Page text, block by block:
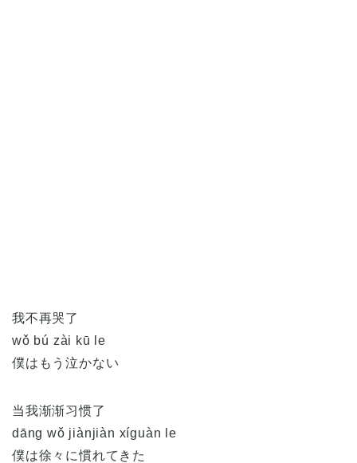
我不再哭了
wǒ bú zài kū le
僕はもう泣かない
当我渐渐习惯了
dāng wǒ jiànjiàn xíguàn le
僕は徐々に慣れてきた